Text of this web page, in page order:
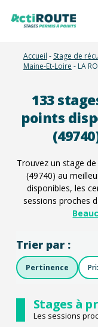
Accueil - Stage de
Maine-Et-Loire - LA
133
points
Trouvez un stage
(49740) au
disponibles, les
sessions proches
Trier par :
Pertinence
Stages à
Les sessions